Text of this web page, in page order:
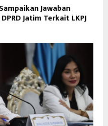
Jawaban
Jatim Terkait LKPJ